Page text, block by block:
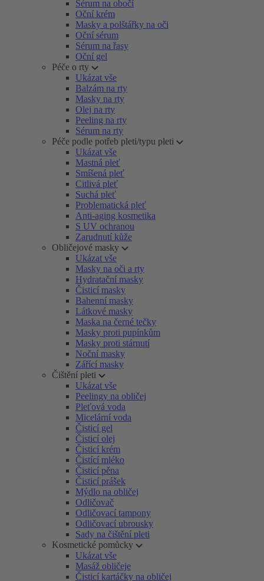
Sérum na obočí
Oční krém
Masky a polštářky na oči
Oční sérum
Sérum na řasy
Oční gel
Péče o rty
Ukázat vše
Balzám na rty
Masky na rty
Olej na rty
Peeling na rty
Sérum na rty
Péče podle potřeb pleti/typu pleti
Ukázat vše
Mastná pleť
Smíšená pleť
Citlivá pleť
Suchá pleť
Problematická pleť
Anti-aging kosmetika
S UV ochranou
Zarudnutí kůže
Obličejové masky
Ukázat vše
Masky na oči a rty
Hydratační masky
Čisticí masky
Bahenní masky
Látkové masky
Maska na černé tečky
Masky proti pupínkům
Masky proti stárnutí
Noční masky
Zářící masky
Čištění pleti
Ukázat vše
Peelingy na obličej
Pleťová voda
Micelární voda
Čisticí gel
Čisticí olej
Čisticí krém
Čistící mléko
Čisticí pěna
Čisticí prášek
Mýdlo na obličej
Odličovač
Odličovací tampony
Odličovací ubrousky
Sady na čištění pleti
Kosmetické pomůcky
Ukázat vše
Masáž obličeje
Čisticí kartáčky na obličej